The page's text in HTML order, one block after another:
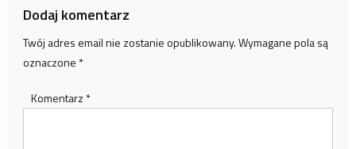
Dodaj komentarz
Twój adres email nie zostanie opublikowany.Wymagane pola są
oznaczone *
Komentarz *